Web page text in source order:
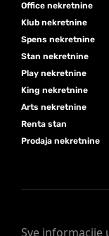
Sve informacije
Office nekretnine
Klub nekretnine
Spens nekretnine
Stan nekretnine
Play nekretnine
King nekretnine
Arts nekretnine
Renta stan
Prodaja nekretnine